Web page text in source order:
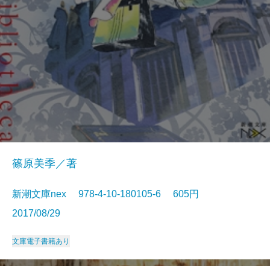
篠原美季／著
新潮文庫nex 978-4-10-180105-6 605円
2017/08/29
文庫電子書籍あり